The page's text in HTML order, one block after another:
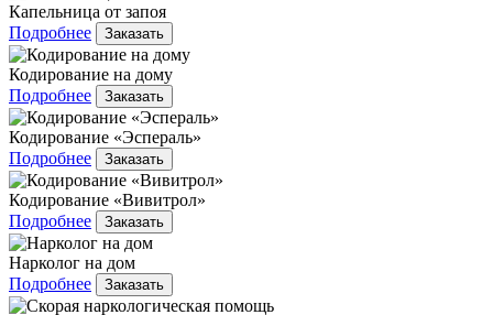
Капельница от запоя
Подробнее
Заказать
Кодирование на дому
Подробнее
Заказать
Кодирование «Эспераль»
Подробнее
Заказать
Кодирование «Вивитрол»
Подробнее
Заказать
Нарколог на дом
Подробнее
Заказать